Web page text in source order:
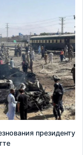
президенту